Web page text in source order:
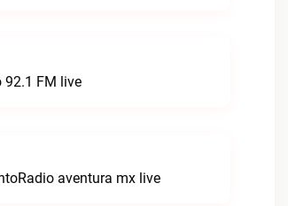
92.1 FM live
aventura mx live